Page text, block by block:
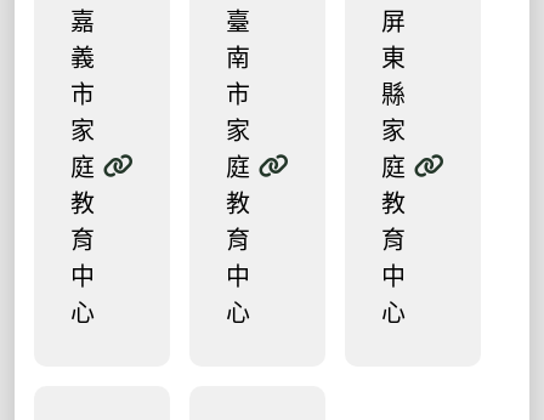
嘉
義
市
家
庭
教
育
中
心
臺
南
市
家
庭
教
育
中
心
屏
東
縣
家
庭
教
育
中
心